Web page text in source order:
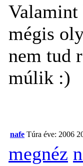
Valamint
mégis
nem tud
múlik :)
nafe Túra éve: 2006
megnéz